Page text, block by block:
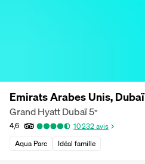
Emirats Arabes Unis, Dubaï
Grand Hyatt Dubaï5*
4,6 10 232avis
Aqua Parc
Idéal famille